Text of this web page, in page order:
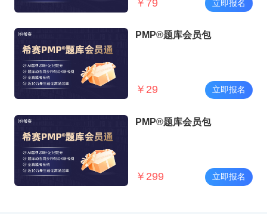
￥ 79 立即报名
PMP®题库会员包
￥ 29 立即报名
PMP®题库会员包
￥ 299 立即报名